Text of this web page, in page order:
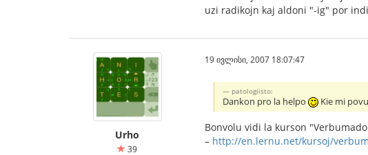
uzi radikojn kaj aldoni "-ig" por
Urho
39
19 ივლისი, 2007 18:07:47
patologiisto:
Dankon pro la helpo Kie mi
Bonvolu vidi la kurson
– http://en.lernu.net/kursoj/